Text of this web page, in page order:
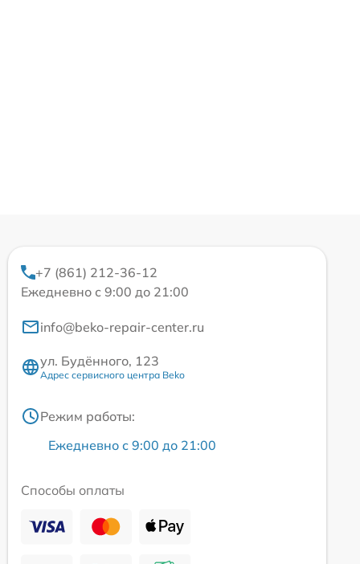
+7 (861) 212-36-12
Ежедневно с 9:00 до 21:00
info@beko-repair-center.ru
ул. Будённого, 123
Адрес сервисного центра Beko
Режим работы:
Ежедневно с 9:00 до 21:00
Способы оплаты